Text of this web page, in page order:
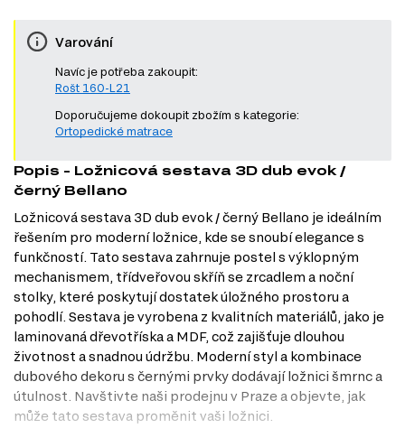
Varování
Navíc je potřeba zakoupit:
Rošt 160-L21
Doporučujeme dokoupit zbožím s kategorie:
Ortopedické matrace
Popis - Ložnicová sestava 3D dub evok /
černý Bellano
Ložnicová sestava 3D dub evok / černý Bellano je ideálním
řešením pro moderní ložnice, kde se snoubí elegance s
funkčností. Tato sestava zahrnuje postel s výklopným
mechanismem, třídveřovou skříň se zrcadlem a noční
stolky, které poskytují dostatek úložného prostoru a
pohodlí. Sestava je vyrobena z kvalitních materiálů, jako je
laminovaná dřevotříska a MDF, což zajišťuje dlouhou
životnost a snadnou údržbu. Moderní styl a kombinace
dubového dekoru s černými prvky dodávají ložnici šmrnc a
útulnost. Navštivte naši prodejnu v Praze a objevte, jak
může tato sestava proměnit vaši ložnici.